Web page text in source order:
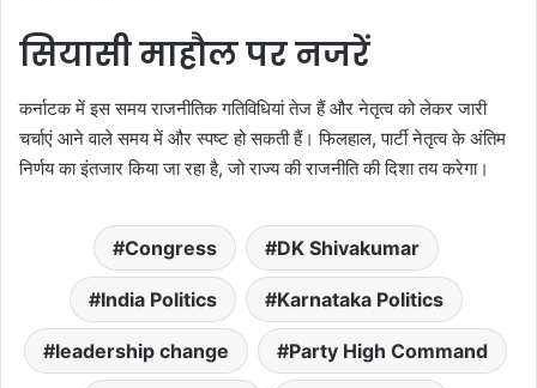
सियासी माहौल पर नजरें
कर्नाटक में इस समय राजनीतिक गतिविधियां तेज हैं और नेतृत्व को लेकर जारी
चर्चाएं आने वाले समय में और स्पष्ट हो सकती हैं। फिलहाल, पार्टी नेतृत्व के अंतिम
निर्णय का इंतजार किया जा रहा है, जो राज्य की राजनीति की दिशा तय करेगा।
Congress DK Shivakumar
India Politics Karnataka Politics
leadership change Party High Command